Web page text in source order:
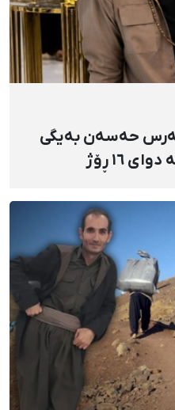
حەسەن بەیگی
لە گرتنگەوە بۆ بەندیخانە دوای ١٦ ڕۆژ